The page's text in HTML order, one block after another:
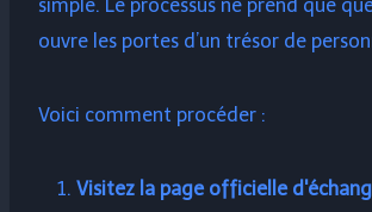
simple. Le processus ne prend que
ouvre les portes d’un trésor de
Voici comment procéder :
Visitez la page officielle